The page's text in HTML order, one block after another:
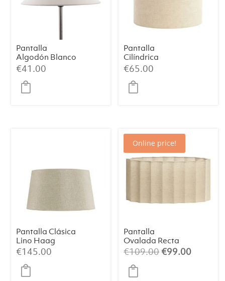
Pantalla
Algodón Blanco
35x9x18
€41.00
Pantalla
Cilíndrica
LIVIGNO – Textil
Natural, Ø30×21
cm
€65.00
Pantalla Clásica
Lino Haag
(Mediana)
€145.00
Online price!
Pantalla
Ovalada Recta
Slim 58-24-27
cm DISLI
Natural
€109.00El
€99.00El